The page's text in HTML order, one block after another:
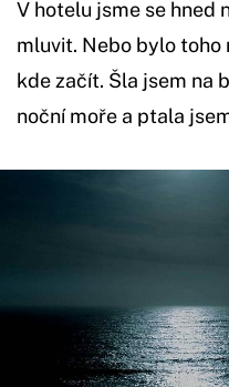
V hotelu jsme se hned
mluvit. Nebo bylo toho
kde začít. Šla jsem na
noční moře a ptala